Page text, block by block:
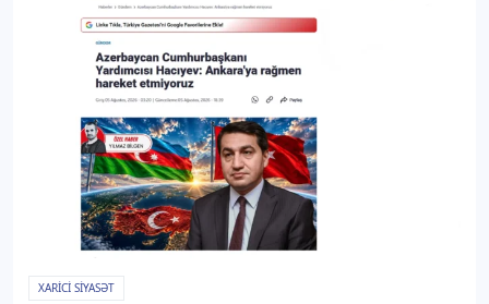
XARICI SIYASƏT